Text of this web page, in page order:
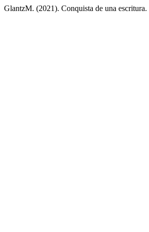
GlantzM. (2021). Conquista de una escritura.